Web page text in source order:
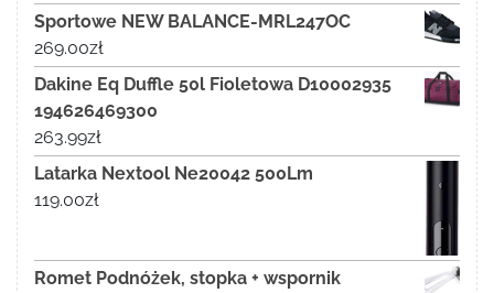
Sportowe NEW BALANCE-MRL247OC
269.00zł
Dakine Eq Duffle 50l Fioletowa D10002935
194626469300
263.99zł
Latarka Nextool Ne20042 500Lm
119.00zł
Romet Podnóżek, stopka + wspornik